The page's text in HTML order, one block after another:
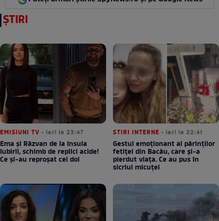
ȘTIRI
EMISIUNI TV • ieri la 23:47
Ema și Răzvan de la Insula
Iubirii, schimb de replici acide!
Ce și-au reproșat cei doi
STIRI INTERNE • ieri la 22:41
Gestul emoționant al părinților
fetiței din Bacău, care și-a
pierdut viața. Ce au pus în
sicriul micuței